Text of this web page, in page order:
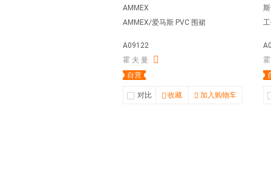
AMMEX
AMMEX/爱马斯 PVC 围裙
A09122
霍 夫 曼
自营
对比 收藏 加入购物车